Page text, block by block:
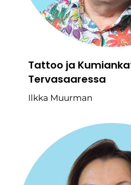
Tattoo ja
Tervasaaressa
Ilkka Muurman